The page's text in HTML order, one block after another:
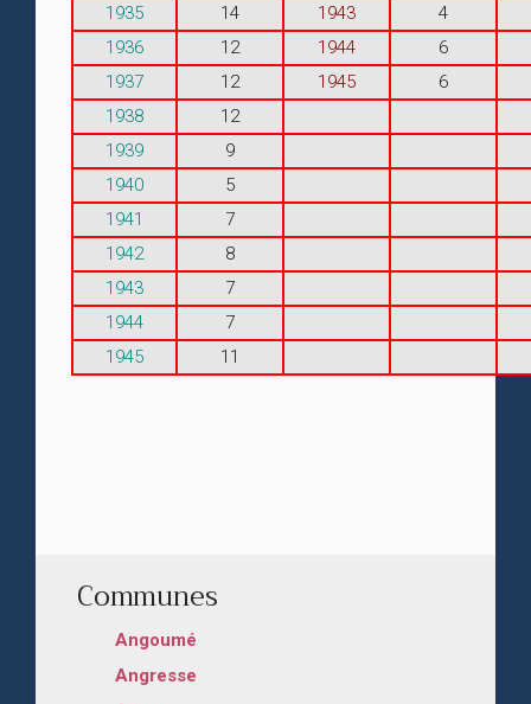
Communes
Angoumé
Angresse
1935
14 1943
4
1936
12 1944
6
1937
12 1945
6
1938
12
1939
9
1940
5
1941
7
1942
8
1943
7
1944
7
1945
11